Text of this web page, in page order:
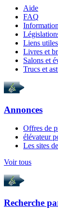
Aide
FAQ
Liens utiles
Livres et
Salons et
Trucs et
Annonces
Offres de
élévateur
Les sites
Voir tous
Recherche